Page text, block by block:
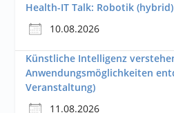
Health-IT Talk: Robotik (hybrid)
10.08.2026
Künstliche Intelligenz
Anwendungsmöglichkeiten
Veranstaltung)
11.08.2026